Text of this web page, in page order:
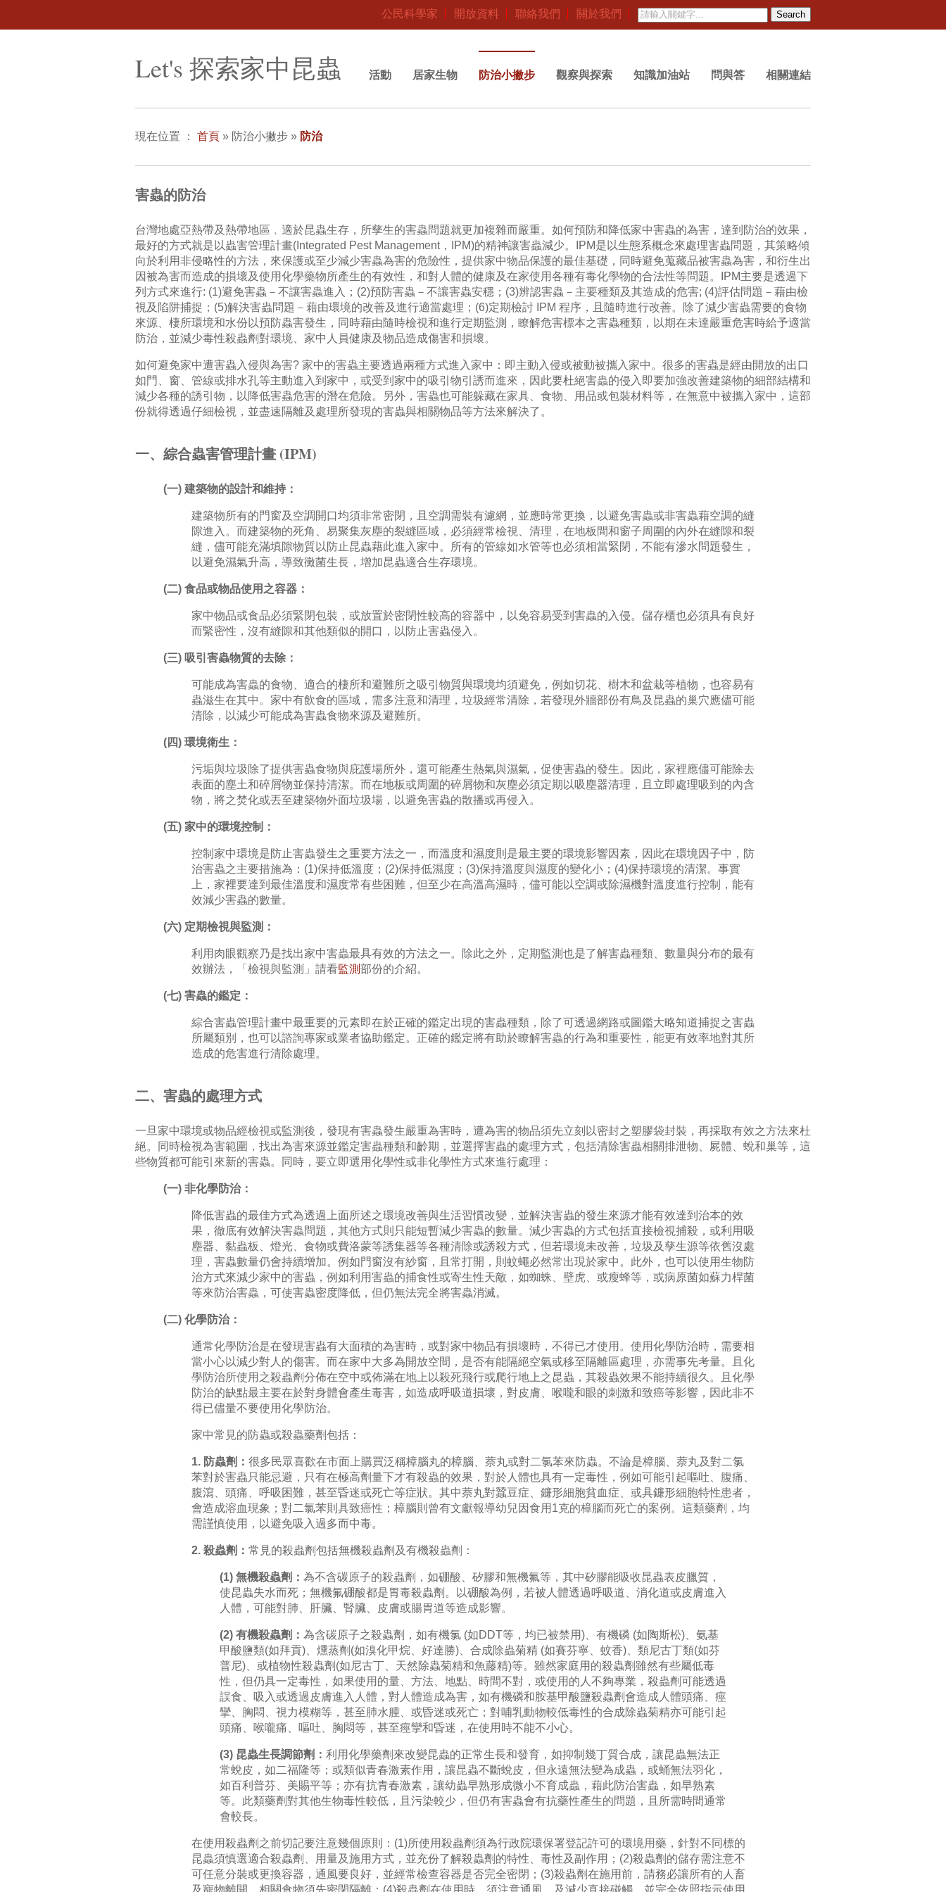
公民科學家 開放資料 聯絡我們 關於我們 Search
相關連結
問與答
知識加油站
觀察與探索
防治小撇步
居家生物
活動
Let's 探索家中昆蟲
現在位置 ： 首頁 » 防治小撇步 » 防治
害蟲的防治
台灣地處亞熱帶及熱帶地區﹐適於昆蟲生存，所孳生的害蟲問題就更加複雜而嚴重。如何預防和降低家中害蟲的為害，達到防治的效果，
最好的方式就是以蟲害管理計畫(Integrated Pest Management，IPM)的精神讓害蟲減少。IPM是以生態系概念來處理害蟲問題，其策略傾
向於利用非侵略性的方法，來保護或至少減少害蟲為害的危險性，提供家中物品保護的最佳基礎，同時避免蒐藏品被害蟲為害，和衍生出
因被為害而造成的損壞及使用化學藥物所產生的有效性，和對人體的健康及在家使用各種有毒化學物的合法性等問題。IPM主要是透過下
列方式來進行: (1)避免害蟲－不讓害蟲進入；(2)預防害蟲－不讓害蟲安穩；(3)辨認害蟲－主要種類及其造成的危害; (4)評估問題－藉由檢
視及陷阱捕捉；(5)解決害蟲問題－藉由環境的改善及進行適當處理；(6)定期檢討 IPM 程序，且隨時進行改善。除了減少害蟲需要的食物
來源、棲所環境和水份以預防蟲害發生，同時藉由隨時檢視和進行定期監測，瞭解危害標本之害蟲種類，以期在未達嚴重危害時給予適當
防治，並減少毒性殺蟲劑對環境、家中人員健康及物品造成傷害和損壞。
如何避免家中遭害蟲入侵與為害? 家中的害蟲主要透過兩種方式進入家中：即主動入侵或被動被攜入家中。很多的害蟲是經由開放的出口
如門、窗、管線或排水孔等主動進入到家中，或受到家中的吸引物引誘而進來，因此要杜絕害蟲的侵入即要加強改善建築物的細部結構和
減少各種的誘引物，以降低害蟲危害的潛在危險。另外，害蟲也可能躲藏在家具、食物、用品或包裝材料等，在無意中被攜入家中，這部
份就得透過仔細檢視，並盡速隔離及處理所發現的害蟲與相關物品等方法來解決了。
一、綜合蟲害管理計畫 (IPM)
(一) 建築物的設計和維持：
建築物所有的門窗及空調開口均須非常密閉，且空調需裝有濾網，並應時常更換，以避免害蟲或非害蟲藉空調的縫
隙進入。而建築物的死角、易聚集灰塵的裂縫區域，必須經常檢視、清理，在地板間和窗子周圍的內外在縫隙和裂
縫，儘可能充滿填隙物質以防止昆蟲藉此進入家中。所有的管線如水管等也必須相當緊閉，不能有滲水問題發生，
以避免濕氣升高，導致黴菌生長，增加昆蟲適合生存環境。
(二) 食品或物品使用之容器：
家中物品或食品必須緊閉包裝，或放置於密閉性較高的容器中，以免容易受到害蟲的入侵。儲存櫃也必須具有良好
而緊密性，沒有縫隙和其他類似的開口，以防止害蟲侵入。
(三) 吸引害蟲物質的去除：
可能成為害蟲的食物、適合的棲所和避難所之吸引物質與環境均須避免，例如切花、樹木和盆栽等植物，也容易有
蟲滋生在其中。家中有飲食的區域，需多注意和清理，垃圾經常清除，若發現外牆部份有鳥及昆蟲的巢穴應儘可能
清除，以減少可能成為害蟲食物來源及避難所。
(四) 環境衛生：
污垢與垃圾除了提供害蟲食物與庇護場所外，還可能產生熱氣與濕氣，促使害蟲的發生。因此，家裡應儘可能除去
表面的塵土和碎屑物並保持清潔。而在地板或周圍的碎屑物和灰塵必須定期以吸塵器清理，且立即處理吸到的內含
物，將之焚化或丟至建築物外面垃圾場，以避免害蟲的散播或再侵入。
(五) 家中的環境控制：
控制家中環境是防止害蟲發生之重要方法之一，而溫度和濕度則是最主要的環境影響因素，因此在環境因子中，防
治害蟲之主要措施為：(1)保持低溫度；(2)保持低濕度；(3)保持溫度與濕度的變化小；(4)保持環境的清潔。事實
上，家裡要達到最佳溫度和濕度常有些困難，但至少在高溫高濕時，儘可能以空調或除濕機對溫度進行控制，能有
效減少害蟲的數量。
(六) 定期檢視與監測：
利用肉眼觀察乃是找出家中害蟲最具有效的方法之一。除此之外，定期監測也是了解害蟲種類、數量與分布的最有
效辦法，「檢視與監測」請看監測部份的介紹。
(七) 害蟲的鑑定：
綜合害蟲管理計畫中最重要的元素即在於正確的鑑定出現的害蟲種類，除了可透過網路或圖鑑大略知道捕捉之害蟲
所屬類別，也可以諮詢專家或業者協助鑑定。正確的鑑定將有助於瞭解害蟲的行為和重要性，能更有效率地對其所
造成的危害進行清除處理。
二、害蟲的處理方式
一旦家中環境或物品經檢視或監測後，發現有害蟲發生嚴重為害時，遭為害的物品須先立刻以密封之塑膠袋封裝，再採取有效之方法來杜
絕。同時檢視為害範圍，找出為害來源並鑑定害蟲種類和齡期，並選擇害蟲的處理方式，包括清除害蟲相關排泄物、屍體、蛻和巢等，這
些物質都可能引來新的害蟲。同時，要立即選用化學性或非化學性方式來進行處理：
(一) 非化學防治：
降低害蟲的最佳方式為透過上面所述之環境改善與生活習慣改變，並解決害蟲的發生來源才能有效達到治本的效
果，徹底有效解決害蟲問題，其他方式則只能短暫減少害蟲的數量。減少害蟲的方式包括直接檢視捕殺，或利用吸
塵器、黏蟲板、燈光、食物或費洛蒙等誘集器等各種清除或誘殺方式，但若環境未改善，垃圾及孳生源等依舊沒處
理，害蟲數量仍會持續增加。例如門窗沒有紗窗，且常打開，則蚊蠅必然常出現於家中。此外，也可以使用生物防
治方式來減少家中的害蟲，例如利用害蟲的捕食性或寄生性天敵，如蜘蛛、壁虎、或瘦蜂等，或病原菌如蘇力桿菌
等來防治害蟲，可使害蟲密度降低，但仍無法完全將害蟲消滅。
(二) 化學防治：
通常化學防治是在發現害蟲有大面積的為害時，或對家中物品有損壞時，不得已才使用。使用化學防治時，需要相
當小心以減少對人的傷害。而在家中大多為開放空間，是否有能隔絕空氣或移至隔離區處理，亦需事先考量。且化
學防治所使用之殺蟲劑分佈在空中或佈滿在地上以殺死飛行或爬行地上之昆蟲，其殺蟲效果不能持續很久。且化學
防治的缺點最主要在於對身體會產生毒害，如造成呼吸道損壞，對皮膚、喉嚨和眼的刺激和致癌等影響，因此非不
得已儘量不要使用化學防治。
家中常見的防蟲或殺蟲藥劑包括：
1. 防蟲劑： 很多民眾喜歡在市面上購買泛稱樟腦丸的樟腦、萘丸或對二氯苯來防蟲。不論是樟腦、萘丸及對二氯
苯對於害蟲只能忌避，只有在極高劑量下才有殺蟲的效果，對於人體也具有一定毒性，例如可能引起嘔吐、腹痛、
腹瀉、頭痛、呼吸困難，甚至昏迷或死亡等症狀。其中萘丸對蠶豆症、鐮形細胞貧血症、或具鐮形細胞特性患者，
會造成溶血現象；對二氯苯則具致癌性；樟腦則曾有文獻報導幼兒因食用1克的樟腦而死亡的案例。這類藥劑，均
需謹慎使用，以避免吸入過多而中毒。
2. 殺蟲劑： 常見的殺蟲劑包括無機殺蟲劑及有機殺蟲劑：
(1) 無機殺蟲劑： 為不含碳原子的殺蟲劑，如硼酸、矽膠和無機氟等，其中矽膠能吸收昆蟲表皮臘質，
使昆蟲失水而死；無機氟硼酸都是胃毒殺蟲劑。以硼酸為例，若被人體透過呼吸道、消化道或皮膚進入
人體，可能對肺、肝臟、腎臟、皮膚或腸胃道等造成影響。
(2) 有機殺蟲劑： 為含碳原子之殺蟲劑，如有機氯 (如DDT等，均已被禁用)、有機磷 (如陶斯松)、氨基
甲酸鹽類(如拜貢)、燻蒸劑(如溴化甲烷、好達勝)、合成除蟲菊精 (如賽芬寧、蚊香)、類尼古丁類(如芬
普尼)、或植物性殺蟲劑(如尼古丁、天然除蟲菊精和魚藤精)等。雖然家庭用的殺蟲劑雖然有些屬低毒
性，但仍具一定毒性，如果使用的量、方法、地點、時間不對，或使用的人不夠專業，殺蟲劑可能透過
誤食、吸入或透過皮膚進入人體，對人體造成為害，如有機磷和胺基甲酸鹽殺蟲劑會造成人體頭痛、痙
攣、胸悶、視力模糊等，甚至肺水腫、或昏迷或死亡；對哺乳動物較低毒性的合成除蟲菊精亦可能引起
頭痛、喉嚨痛、嘔吐、胸悶等，甚至痙攣和昏迷，在使用時不能不小心。
(3) 昆蟲生長調節劑： 利用化學藥劑來改變昆蟲的正常生長和發育，如抑制幾丁質合成，讓昆蟲無法正
常蛻皮，如二福隆等；或類似青春激素作用，讓昆蟲不斷蛻皮，但永遠無法變為成蟲，或蛹無法羽化，
如百利普芬、美賜平等；亦有抗青春激素，讓幼蟲早熟形成微小不育成蟲，藉此防治害蟲，如早熟素
等。此類藥劑對其他生物毒性較低，且污染較少，但仍有害蟲會有抗藥性產生的問題，且所需時間通常
會較長。
在使用殺蟲劑之前切記要注意幾個原則：(1)所使用殺蟲劑須為行政院環保署登記許可的環境用藥，針對不同標的
昆蟲須慎選適合殺蟲劑、用量及施用方式，並充份了解殺蟲劑的特性、毒性及副作用；(2)殺蟲劑的儲存需注意不
可任意分裝或更換容器，通風要良好，並經常檢查容器是否完全密閉；(3)殺蟲劑在施用前，請務必讓所有的人畜
及寵物離開，相關食物須先密閉隔離；(4)殺蟲劑在使用時，須注意通風，及減少直接碰觸，並完全依照指示使用